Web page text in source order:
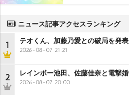
ニュース記事アクセスランキング
1 テオくん、加藤乃愛との破局を発表
2026-08-07 21:21
2 レインボー池田、佐藤佳奈と電撃婚
2026-08-07 20:00